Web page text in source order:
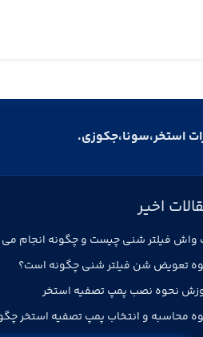
استخر،سونا،جکوزی.
اخیر
واش فیلتر شنی چیست و چگونه انجام
تعویض شن فیلتر شنی چگونه است؟
نحوه نصب پمپ تصفیه استخر
محاسبه و انتخاب پمپ تصفیه استخر